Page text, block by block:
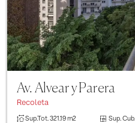
Av. Alvear y Parera
Recoleta
Sup.Tot. 321.19 m2 Sup. Cub.